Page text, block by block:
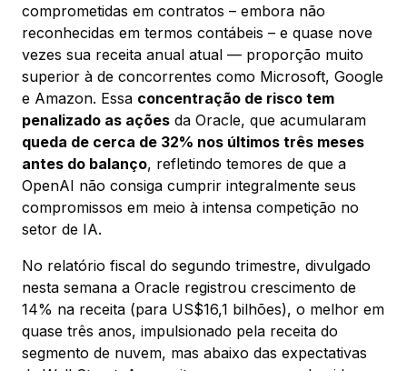
comprometidas em contratos – embora não
reconhecidas em termos contábeis – e quase nove
vezes sua receita anual atual — proporção muito
superior à de concorrentes como Microsoft, Google
e Amazon. Essa concentração de risco tem
penalizado as ações da Oracle, que acumularam
queda de cerca de 32% nos últimos três meses
antes do balanço, refletindo temores de que a
OpenAI não consiga cumprir integralmente seus
compromissos em meio à intensa competição no
setor de IA.
No relatório fiscal do segundo trimestre, divulgado
nesta semana a Oracle registrou crescimento de
14% na receita (para US$16,1 bilhões), o melhor em
quase três anos, impulsionado pela receita do
segmento de nuvem, mas abaixo das expectativas